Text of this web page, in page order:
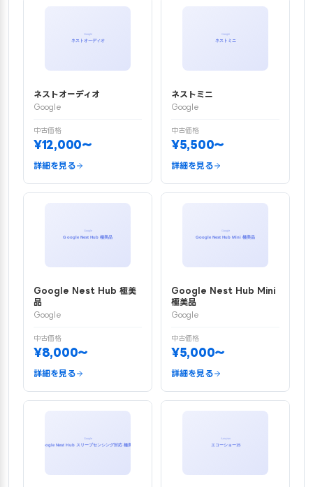
ネストオーディオ
Google
中古価格
¥12,000〜
詳細を見る
ネストミニ
Google
中古価格
¥5,500〜
詳細を見る
Google Nest Hub 極美
品
Google
中古価格
¥8,000〜
詳細を見る
Google Nest Hub Mini
極美品
Google
中古価格
¥5,000〜
詳細を見る